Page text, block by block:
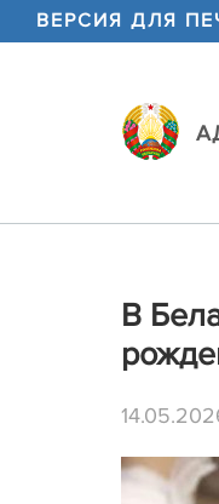
ВЕРСИЯ ДЛЯ
В